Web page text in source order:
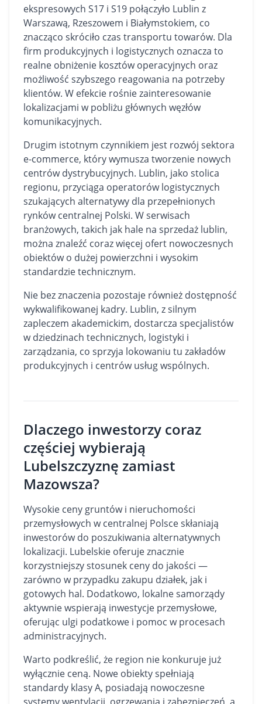
ekspresowych S17 i S19 połączyło Lublin z
Warszawą, Rzeszowem i Białymstokiem, co
znacząco skróciło czas transportu towarów. Dla
firm produkcyjnych i logistycznych oznacza to
realne obniżenie kosztów operacyjnych oraz
możliwość szybszego reagowania na potrzeby
klientów. W efekcie rośnie zainteresowanie
lokalizacjami w pobliżu głównych węzłów
komunikacyjnych.
Drugim istotnym czynnikiem jest rozwój sektora
e-commerce, który wymusza tworzenie nowych
centrów dystrybucyjnych. Lublin, jako stolica
regionu, przyciąga operatorów logistycznych
szukających alternatywy dla przepełnionych
rynków centralnej Polski. W serwisach
branżowych, takich jak hale na sprzedaż lublin,
można znaleźć coraz więcej ofert nowoczesnych
obiektów o dużej powierzchni i wysokim
standardzie technicznym.
Nie bez znaczenia pozostaje również dostępność
wykwalifikowanej kadry. Lublin, z silnym
zapleczem akademickim, dostarcza specjalistów
w dziedzinach technicznych, logistyki i
zarządzania, co sprzyja lokowaniu tu zakładów
produkcyjnych i centrów usług wspólnych.
Dlaczego inwestorzy coraz
częściej wybierają
Lubelszczyznę zamiast
Mazowsza?
Wysokie ceny gruntów i nieruchomości
przemysłowych w centralnej Polsce skłaniają
inwestorów do poszukiwania alternatywnych
lokalizacji. Lubelskie oferuje znacznie
korzystniejszy stosunek ceny do jakości —
zarówno w przypadku zakupu działek, jak i
gotowych hal. Dodatkowo, lokalne samorządy
aktywnie wspierają inwestycje przemysłowe,
oferując ulgi podatkowe i pomoc w procesach
administracyjnych.
Warto podkreślić, że region nie konkuruje już
wyłącznie ceną. Nowe obiekty spełniają
standardy klasy A, posiadają nowoczesne